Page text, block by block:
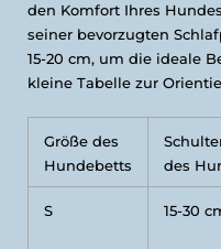
den Komfort Ihres
seiner bevorzugten
15-20 cm, um die ideale
kleine Tabelle zur
Größe des
Hundebetts
des
S 15-30